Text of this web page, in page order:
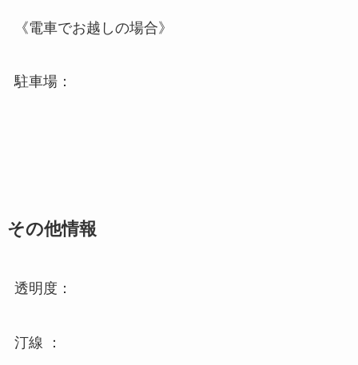
《電車でお越しの場合》
駐車場：
その他情報
透明度：
汀線 ：